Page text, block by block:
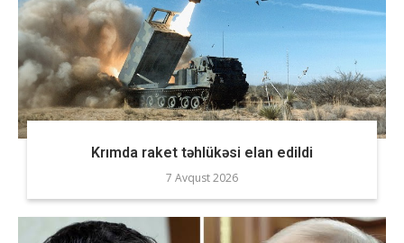
Krımda raket təhlükəsi elan edildi
7 Avqust 2026